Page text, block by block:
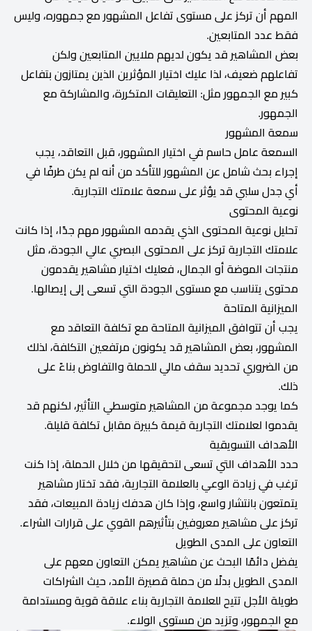
المهم أن تركز على مستوى تفاعل المشهور مع جمهوره، وليس
فقط عدد المتابعين.
بعض المشاهير قد يكون لديهم ملايين المتابعين ولكن
تفاعلهم ضعيف، لذا عليك اختيار المؤثرين الذين يمتازون بتفاعل
كبير مع الجمهور مثل: التعليقات المتكررة، والمشاركة مع
الجمهور.
سمعة المشهور
السمعة عامل حاسم في اختيار المشهور، قبل التعاقد، يجب
إجراء بحث شامل عن المشهور للتأكد من أنه لم يكن طرفًا في
أي جدل سلبي قد يؤثر على سمعة علامتك التجارية.
نوعية المحتوى
تحليل نوعية المحتوى الذي يقدمه المشهور مهم جدًا، إذا كانت
علامتك التجارية تركز على المحتوى البصري عالي الجودة، مثل
منتجات الموضة أو الجمال، فعليك اختيار مشاهير يقدمون
محتوى يتناسب مع مستوى الجودة التي تسعى إلى إيصالها.
الميزانية المتاحة
يجب أن تتوافق الميزانية المتاحة مع تكلفة التعاقد مع
المشهور، بعض المشاهير قد يكونون مرتفعين التكلفة، لذلك
من الضروري تحديد سقف مالي للحملة والتفاوض بناءً على
ذلك.
كما يوجد مجموعة من المشاهير متوسطي التأثير، لكنهم قد
يقدموا لعلامتك التجارية قيمة كبيرة مقابل تكلفة قليلة.
الأهداف التسويقية
حدد الأهداف التي تسعى لتحقيقها من خلال الحملة، إذا كنت
ترغب في زيادة الوعي بالعلامة التجارية، فقد تختار مشاهير
يتمتعون بانتشار واسع، وإذا كان هدفك زيادة المبيعات، فقد
تركز على مشاهير معروفين بتأثيرهم القوي على قرارات الشراء.
التعاون على المدى الطويل
يفضل دائمًا البحث عن مشاهير يمكن التعاون معهم على
المدى الطويل بدلًا من حملة قصيرة الأمد، حيث الشراكات
طويلة الأجل تتيح للعلامة التجارية بناء علاقة قوية ومستدامة
مع الجمهور، وتزيد من مستوى الولاء.